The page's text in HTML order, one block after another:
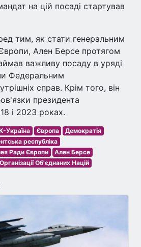
на цій посаді стартував
тим, як стати генеральним
Ален Берсе протягом
важливу посаду в уряді
Федеральним
справ. Крім того, він
президента
і 2023 роках.
Україна Європа
Демократія
республіка
Ради Європи
Ален Берсе
Об'єднаних Націй